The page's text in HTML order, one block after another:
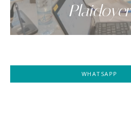
Plaidoyer
WHATSAPP